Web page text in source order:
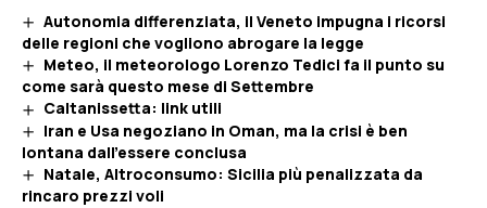
Autonomia differenziata, il Veneto impugna i ricorsi
delle regioni che vogliono abrogare la legge
Meteo, il meteorologo Lorenzo Tedici fa il punto su
come sarà questo mese di Settembre
Caltanissetta: link utili
Iran e Usa negoziano in Oman, ma la crisi è ben
lontana dall’essere conclusa
Natale, Altroconsumo: Sicilia più penalizzata da
rincaro prezzi voli